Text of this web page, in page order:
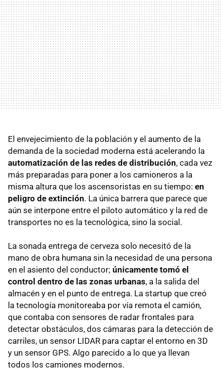
El envejecimiento de la población y el aumento de la
demanda de la sociedad moderna está acelerando la
automatización de las redes de distribución, cada vez
más preparadas para poner a los camioneros a la
misma altura que los ascensoristas en su tiempo: en
peligro de extinción. La única barrera que parece que
aún se interpone entre el piloto automático y la red de
transportes no es la tecnológica, sino la social.
La sonada entrega de cerveza solo necesitó de la
mano de obra humana sin la necesidad de una persona
en el asiento del conductor; únicamente tomó el
control dentro de las zonas urbanas, a la salida del
almacén y en el punto de entrega. La startup que creó
la tecnología monitoreaba por vía remota el camión,
que contaba con sensores de radar frontales para
detectar obstáculos, dos cámaras para la detección de
carriles, un sensor LIDAR para captar el entorno en 3D
y un sensor GPS. Algo parecido a lo que ya llevan
todos los camiones modernos.